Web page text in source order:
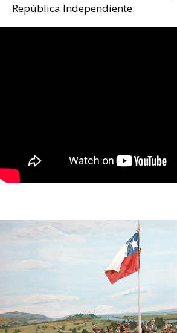
República Independiente.